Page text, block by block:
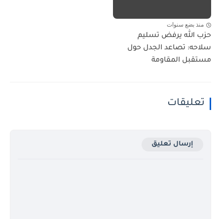
منذ بضع سنوات
حزب الله يرفض تسليم
سلاحه: تصاعد الجدل حول
مستقبل المقاومة
تعليقات
إرسال تعليق